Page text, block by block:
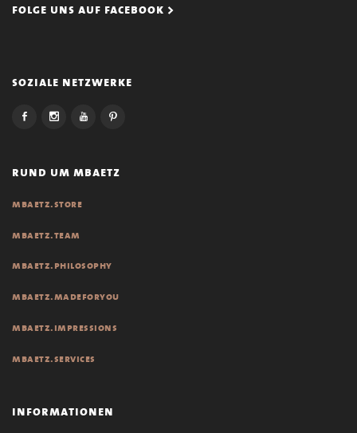
folge uns auf facebook >
soziale netzwerke
rund um mbaetz
mbaetz.store
mbaetz.team
mbaetz.philosophy
mbaetz.madeforyou
mbaetz.impressions
mbaetz.services
informationen